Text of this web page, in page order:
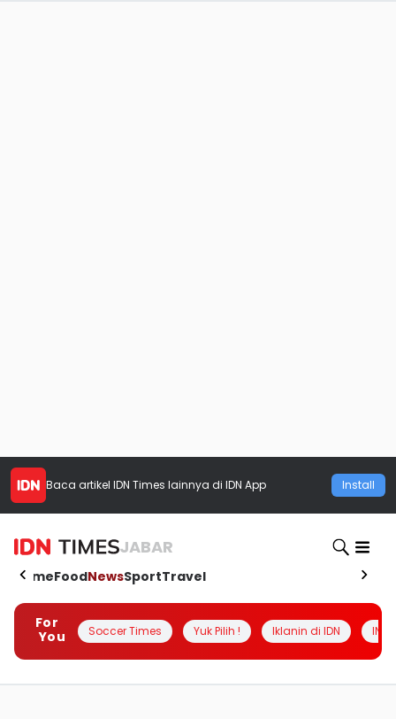
Baca artikel IDN Times lainnya di IDN App Install
JABAR
HomeFoodNewsSportTravel
For
You
Soccer Times Yuk Pilih ! Iklanin di IDN